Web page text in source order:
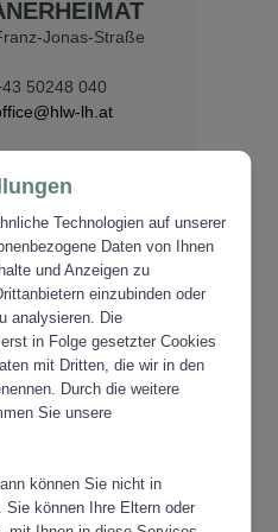
Jonas-Straße
50248 040
lh.at
21
3142/25582
voitsberg.at
voitsberg.at/
Technologien auf unserer
Daten von Ihnen
und Anzeigen zu
einzubinden oder
analysieren. Die
in Folge gesetzter Cookies
mit Dritten, die wir in den
Durch die weitere
Sie unsere
können Sie nicht in
können Ihre Eltern oder